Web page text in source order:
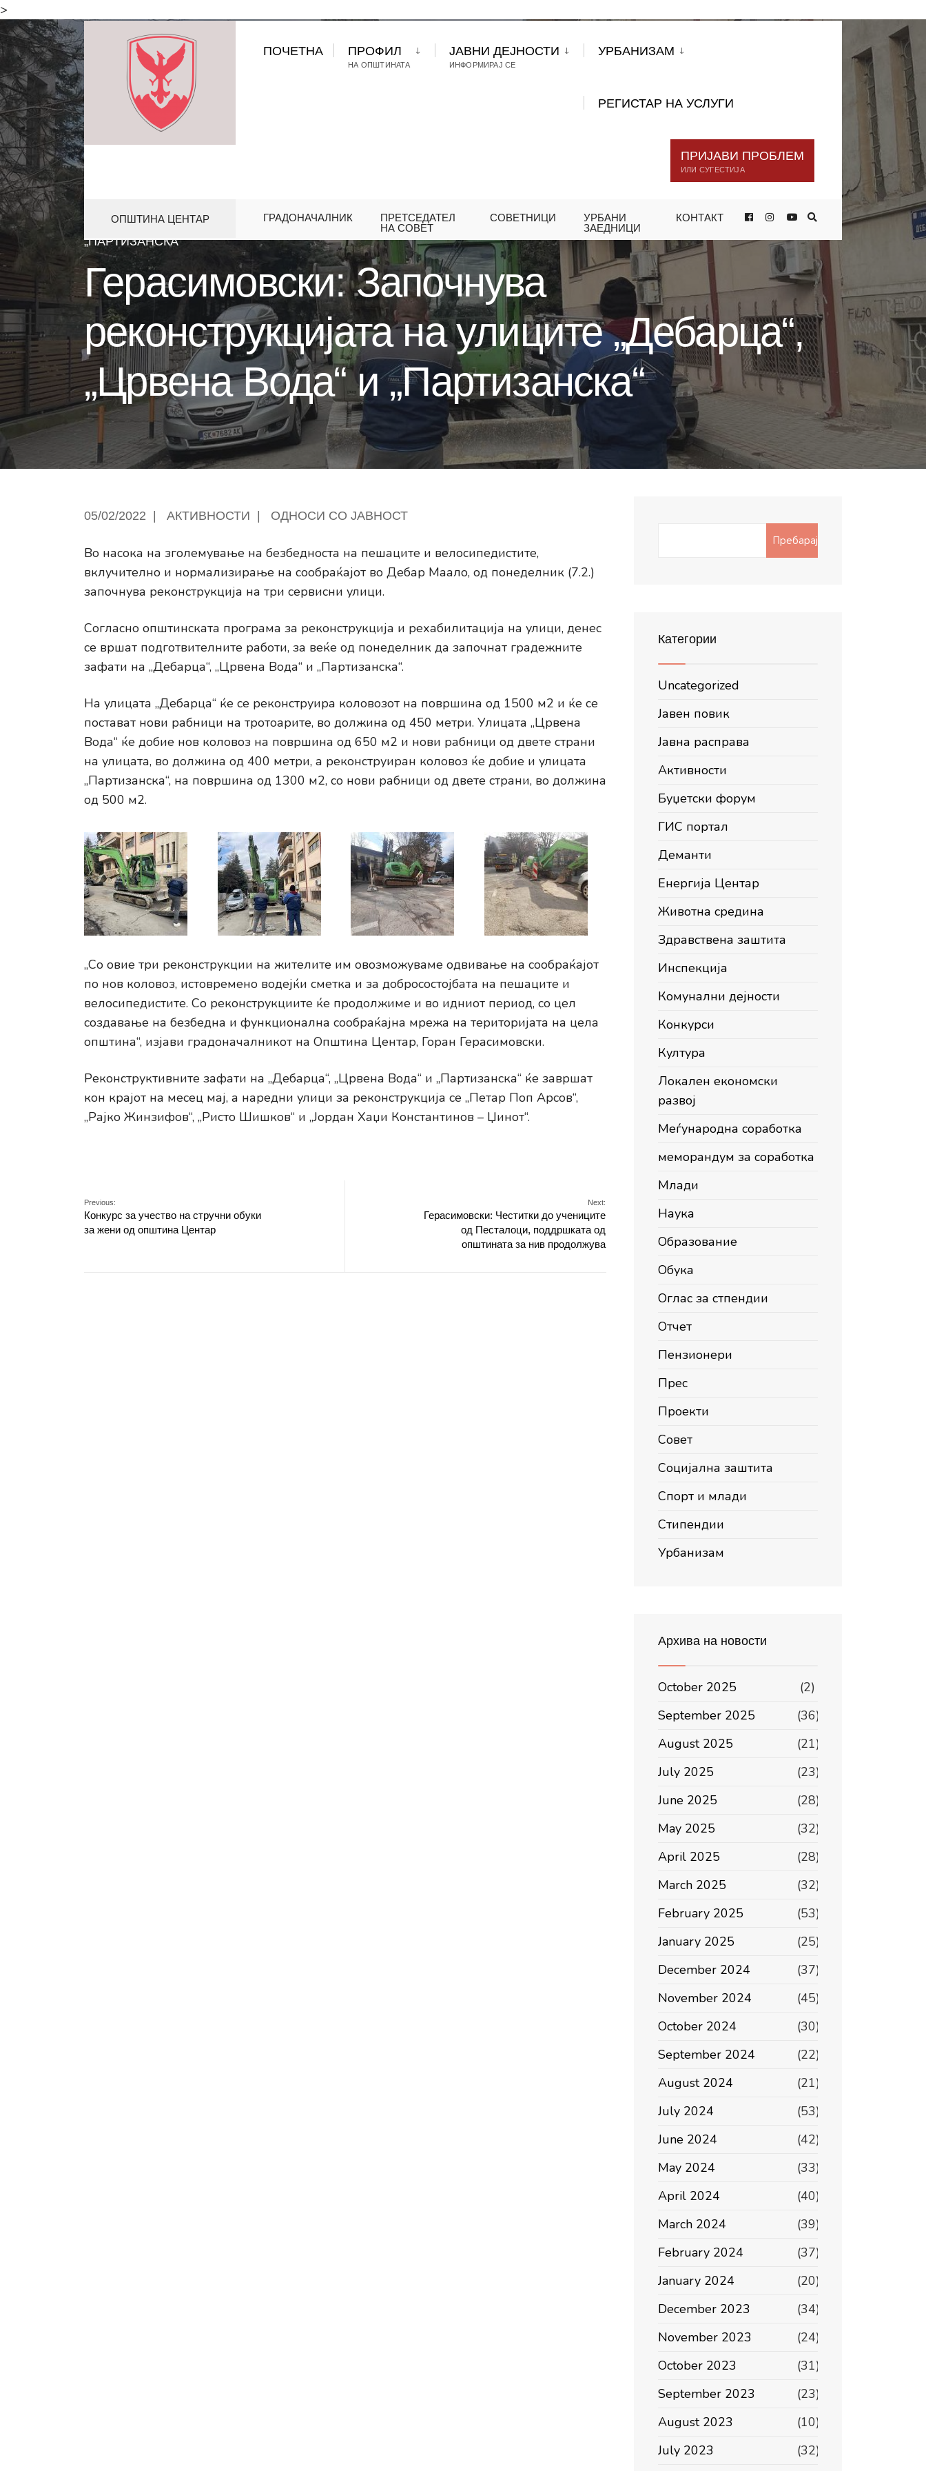
>
ПОЧЕТНА ПРОФИЛ
НА ОПШТИНАТА
ЈАВНИ ДЕЈНОСТИ
ИНФОРМИРАЈ СЕ
УРБАНИЗАМ
РЕГИСТАР НА УСЛУГИ
ПРИЈАВИ ПРОБЛЕМ
ИЛИ СУГЕСТИЈА
ОПШТИНА ЦЕНТАР ГРАДОНАЧАЛНИК
ПРЕТСЕДАТЕЛ
НА СОВЕТ
СОВЕТНИЦИ
УРБАНИ
ЗАЕДНИЦИ
КОНТАКТ
HOME АКТИВНОСТИ
ГЕРАСИМОВСКИ: ЗАПОЧНУВА РЕКОНСТРУКЦИЈАТА НА УЛИЦИТЕ „ДЕБАРЦА“, „ЦРВЕНА ВОДА“ И
„ПАРТИЗАНСКА“
Герасимовски: Започнува
реконструкцијата на улиците „Дебарца“,
„Црвена Вода“ и „Партизанска“
05/02/2022 АКТИВНОСТИ ОДНОСИ СО ЈАВНОСТ
Во насока на зголемување на безбедноста на пешаците и велосипедистите,
вклучително и нормализирање на сообраќајот во Дебар Маало, од понеделник (7.2.)
започнува реконструкција на три сервисни улици.
Согласно општинската програма за реконструкција и рехабилитација на улици, денес
се вршат подготвителните работи, за веќе од понеделник да започнат градежните
зафати на „Дебарца“, „Црвена Вода“ и „Партизанска“.
На улицата „Дебарца“ ќе се реконструира коловозот на површина од 1500 м2 и ќе се
постават нови рабници на тротоарите, во должина од 450 метри. Улицата „Црвена
Вода“ ќе добие нов коловоз на површина од 650 м2 и нови рабници од двете страни
на улицата, во должина од 400 метри, а реконструиран коловоз ќе добие и улицата
„Партизанска“, на површина од 1300 м2, со нови рабници од двете страни, во должина
од 500 м2.
„Со овие три реконструкции на жителите им овозможуваме одвивање на сообраќајот
по нов коловоз, истовремено водејќи сметка и за добросостојбата на пешаците и
велосипедистите. Со реконструкциите ќе продолжиме и во идниот период, со цел
создавање на безбедна и функционална сообраќајна мрежа на територијата на цела
општина“, изјави градоначалникот на Општина Центар, Горан Герасимовски.
Реконструктивните зафати на „Дебарца“, „Црвена Вода“ и „Партизанска“ ќе завршат
кон крајот на месец мај, а наредни улици за реконструкција се „Петар Поп Арсов“,
„Рајко Жинзифов“, „Ристо Шишков“ и „Јордан Хаџи Константинов – Џинот“.
Previous:
Конкурс за учество на стручни обуки
за жени од општина Центар
Next:
Герасимовски: Честитки до учениците
од Песталоци, поддршката од
општината за нив продолжува
Пребарај
Категории
Uncategorized
Јавен повик
Јавна расправа
Активности
Буџетски форум
ГИС портал
Деманти
Енергија Центар
Животна средина
Здравствена заштита
Инспекција
Комунални дејности
Конкурси
Култура
Локален економски
развој
Меѓународна соработка
меморандум за соработка
Млади
Наука
Образование
Обука
Оглас за стпендии
Отчет
Пензионери
Прес
Проекти
Совет
Социјална заштита
Спорт и млади
Стипендии
Урбанизам
Архива на новости
October 2025
(2)
September 2025
(36)
August 2025
(21)
July 2025
(23)
June 2025
(28)
May 2025
(32)
April 2025
(28)
March 2025
(32)
February 2025
(53)
January 2025
(25)
December 2024
(37)
November 2024
(45)
October 2024
(30)
September 2024
(22)
August 2024
(21)
July 2024
(53)
June 2024
(42)
May 2024
(33)
April 2024
(40)
March 2024
(39)
February 2024
(37)
January 2024
(20)
December 2023
(34)
November 2023
(24)
October 2023
(31)
September 2023
(23)
August 2023
(10)
July 2023
(32)